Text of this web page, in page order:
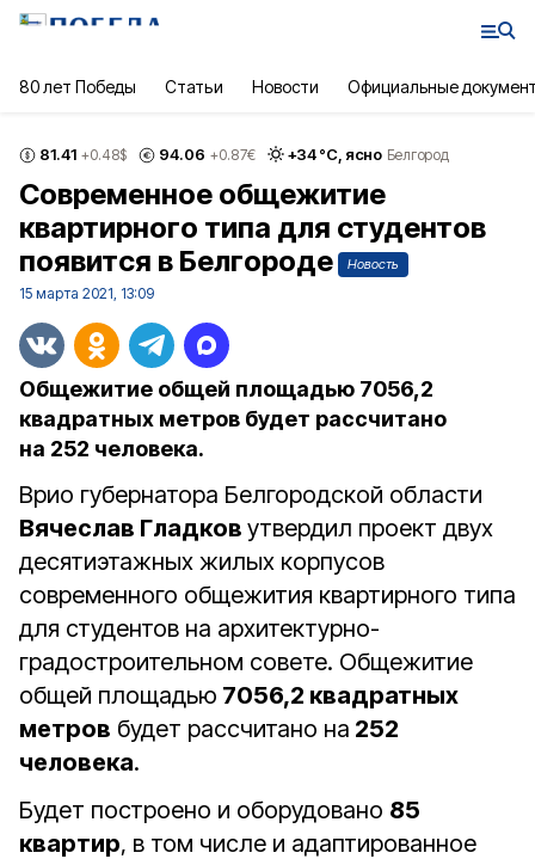
80 лет Победы Статьи Новости Официальные
81.41 +0.48$ 94.06 +0.87€ +34°С, ясно Белгород
Современное общежитие
квартирного типа для студентов
появится в Белгороде
Новость
15 марта 2021, 13:09
Общежитие общей площадью 7056,2
квадратных метров будет рассчитано
на 252 человека.
Врио губернатора Белгородской области
Вячеслав Гладков утвердил проект двух
десятиэтажных жилых корпусов
современного общежития квартирного типа
для студентов на архитектурно-
градостроительном совете. Общежитие
общей площадью 7056,2 квадратных
метров будет рассчитано на 252
человека.
Будет построено и оборудовано 85
квартир, в том числе и адаптированное